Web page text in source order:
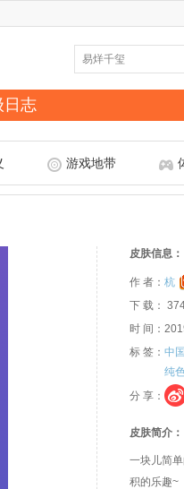
日志
游戏地带
皮肤信息：
作 者： 杭
下 载：
时 间：
标 签： 中国
纯
分 享：
皮肤简介：
一块儿简
积的乐趣~